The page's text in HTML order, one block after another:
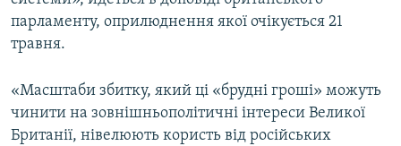
парламенту, оприлюднення якої очікується 21
травня.
«Масштаби збитку, який ці «брудні гроші» можуть
чинити на зовнішньополітичні інтереси Великої
Британії, нівелюють користь від російських